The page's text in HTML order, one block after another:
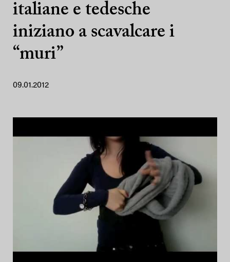
italiane e tedesche
iniziano a scavalcare i
“muri”
09.01.2012